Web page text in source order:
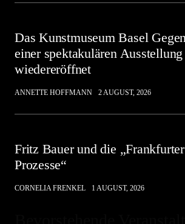
Das Kunstmuseum Basel
einer spektakulären
wiedereröffnet
ANNETTE HOFFMANN 2 AUGUST, 2026
Fritz Bauer und die
Prozesse“
CORNELIA FRENKEL 1 AUGUST, 2026